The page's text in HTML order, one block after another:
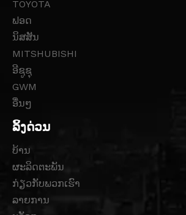
TOYOTA
ຟອດ
ນິສສັນ
MITSHUBISHI
ອີຊູຊຸ
GWM
ອື່ນໆ
ລິ້ງດ່ວນ
ບ້ານ
ຜະລິດຕະພັນ
ກ່ຽວກັບພວກເຮົາ
ລາຍການ